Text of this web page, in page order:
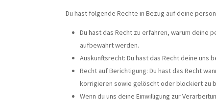
Du hast folgende Rechte in Bezug auf deine
Du hast das Recht zu erfahren, warum deine
aufbewahrt werden.
Auskunftsrecht: Du hast das Recht deine uns
Recht auf Berichtigung: Du hast das Recht
korrigieren sowie gelöscht oder blockiert zu
Wenn du uns deine Einwilligung zur